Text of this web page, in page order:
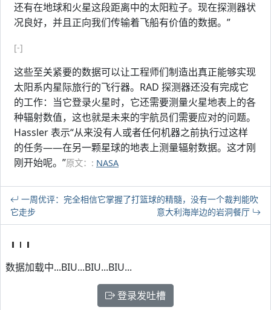
还有在地球和火星这段距离中的太阳粒子。现在探测器状
况良好，并且正向我们传输着飞船有价值的数据。”
[-]
这些至关紧要的数据可以让工程师们制造出真正能够实现
太阳系内星际旅行的飞行器。RAD 探测器还没有完成它
的工作：当它登录火星时，它还需要测量火星地表上的各
种辐射数值，这也就是未来的宇航员们需要应对的问题。
Hassler 表示“从来没有人或者任何机器之前执行过这样
的任务——在另一颗星球的地表上测量辐射数据。这才刚
刚开始呢。”原文：: NASA
一周优评：完全相信它掌握了打篮球的精髓，没有一个裁判能吹
它走步
意大利海岸边的岩洞餐厅
数据加载中...BIU...BIU...BIU...
登录发吐槽